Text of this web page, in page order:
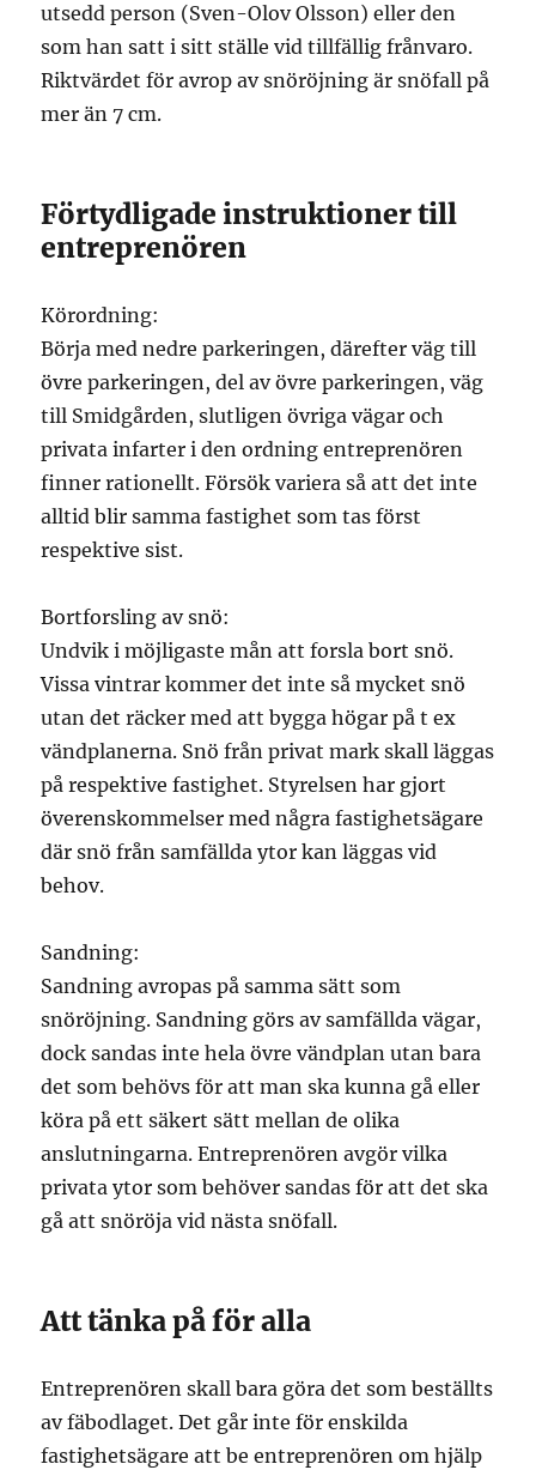
utsedd person (Sven-Olov Olsson) eller den
som han satt i sitt ställe vid tillfällig frånvaro.
Riktvärdet för avrop av snöröjning är snöfall på
mer än 7 cm.
Förtydligade instruktioner till
entreprenören
Körordning:
Börja med nedre parkeringen, därefter väg till
övre parkeringen, del av övre parkeringen, väg
till Smidgården, slutligen övriga vägar och
privata infarter i den ordning entreprenören
finner rationellt. Försök variera så att det inte
alltid blir samma fastighet som tas först
respektive sist.
Bortforsling av snö:
Undvik i möjligaste mån att forsla bort snö.
Vissa vintrar kommer det inte så mycket snö
utan det räcker med att bygga högar på t ex
vändplanerna. Snö från privat mark skall läggas
på respektive fastighet. Styrelsen har gjort
överenskommelser med några fastighetsägare
där snö från samfällda ytor kan läggas vid
behov.
Sandning:
Sandning avropas på samma sätt som
snöröjning. Sandning görs av samfällda vägar,
dock sandas inte hela övre vändplan utan bara
det som behövs för att man ska kunna gå eller
köra på ett säkert sätt mellan de olika
anslutningarna. Entreprenören avgör vilka
privata ytor som behöver sandas för att det ska
gå att snöröja vid nästa snöfall.
Att tänka på för alla
Entreprenören skall bara göra det som beställts
av fäbodlaget. Det går inte för enskilda
fastighetsägare att be entreprenören om hjälp